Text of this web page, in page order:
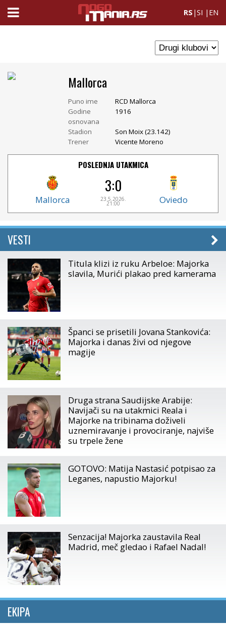
RS |SI | EN
Mallorca
Puno ime
RCD Mallorca
Godine
osnovana
1916
Stadion
Son Moix (23.142)
Trener
Vicente Moreno
POSLEDNJA UTAKMICA
Mallorca
3:0
23.5.2026.
21:00 Oviedo
VESTI
Titula klizi iz ruku Arbeloe: Majorka
slavila, Murići plakao pred kamerama
Španci se prisetili Jovana Stankovića:
Majorka i danas živi od njegove
magije
Druga strana Saudijske Arabije:
Navijači su na utakmici Reala i
Majorke na tribinama doživeli
uznemiravanje i provociranje, najviše
su trpele žene
GOTOVO: Matija Nastasić potpisao za
Leganes, napustio Majorku!
Senzacija! Majorka zaustavila Real
Madrid, meč gledao i Rafael Nadal!
EKIPA